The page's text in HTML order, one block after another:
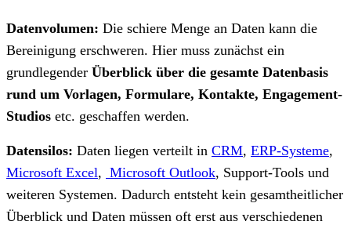
Datenvolumen: Die schiere Menge an Daten kann die
Bereinigung erschweren. Hier muss zunächst ein
grundlegender Überblick über die gesamte Datenbasis
rund um Vorlagen, Formulare, Kontakte, Engagement-
Studios etc. geschaffen werden.
Datensilos: Daten liegen verteilt in CRM, ERP-Systeme,
Microsoft Excel, Microsoft Outlook, Support-Tools und
weiteren Systemen. Dadurch entsteht kein gesamtheitlicher
Überblick und Daten müssen oft erst aus verschiedenen